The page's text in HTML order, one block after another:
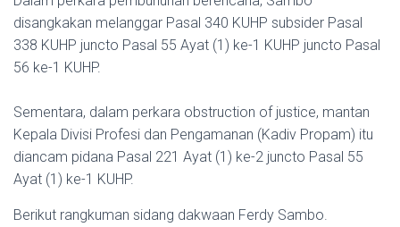
disangkakan melanggar Pasal 340 KUHP subsider Pasal
338 KUHP juncto Pasal 55 Ayat (1) ke-1 KUHP juncto Pasal
56 ke-1 KUHP.
Sementara, dalam perkara obstruction of justice, mantan
Kepala Divisi Profesi dan Pengamanan (Kadiv Propam) itu
diancam pidana Pasal 221 Ayat (1) ke-2 juncto Pasal 55
Ayat (1) ke-1 KUHP.
Berikut rangkuman sidang dakwaan Ferdy Sambo.